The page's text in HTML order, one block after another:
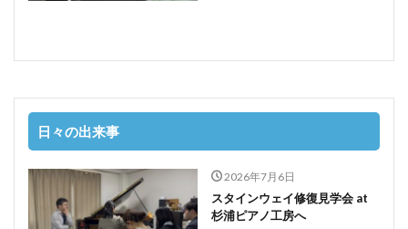
日々の出来事
2026年7月6日
スタインウェイ修復見学会 at
杉浦ピアノ工房へ